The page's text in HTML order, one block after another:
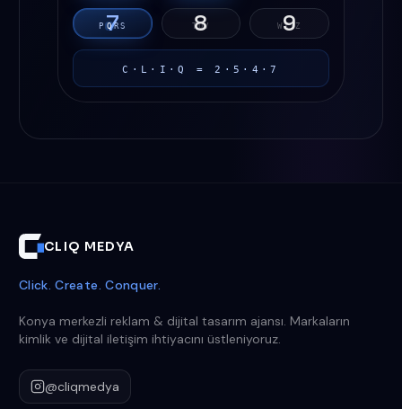
7
P Q RS 8
TUV 9
WXYZ
C·L·I·Q = 2·5·4·7
CLIQ MEDYA
Click. Create. Conquer.
Konya merkezli reklam & dijital tasarım ajansı. Markaların
kimlik ve dijital iletişim ihtiyacını üstleniyoruz.
@cliqmedya